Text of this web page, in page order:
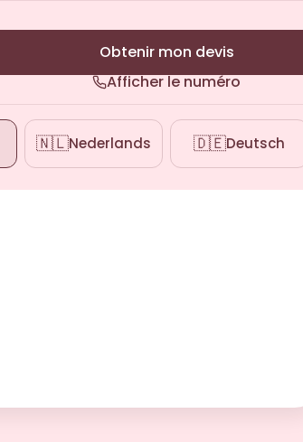
Obtenir mon devis
Afficher le numéro
🇳🇱Nederlands 🇩🇪Deutsch